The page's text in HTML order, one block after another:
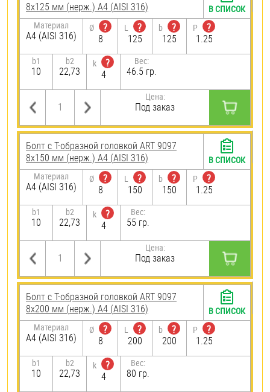
8х125 мм (нерж.) A4 (AISI 316)
Материал
A4 (AISI 316)
Ø
?
8
L
?
125
b
?
125
P
?
1.25
b1
10
b2
22,73
k
?
4
Вес:
46.5 гр.
Цена:
Под заказ
В СПИСОК
Болт с Т-образной головкой ART 9097
8х150 мм (нерж.) A4 (AISI 316)
Материал
A4 (AISI 316)
Ø
?
8
L
?
150
b
?
150
P
?
1.25
b1
10
b2
22,73
k
?
4
Вес:
55 гр.
Цена:
Под заказ
В СПИСОК
Болт с Т-образной головкой ART 9097
8х200 мм (нерж.) A4 (AISI 316)
Материал
A4 (AISI 316)
Ø
?
8
L
?
200
b
?
200
P
?
1.25
b1
10
b2
22,73
k
?
4
Вес:
80 гр.
В СПИСОК